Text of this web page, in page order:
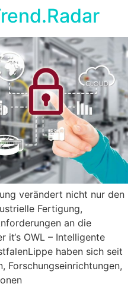
verändert nicht nur den
Fertigung,
an die
it‘s OWL – Intelligente
haben sich seit
Forschungseinrichtungen,